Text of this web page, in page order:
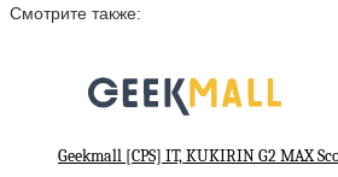
Смотрите также:
Geekmall [CPS] IT, KUKIRIN G2 MAX